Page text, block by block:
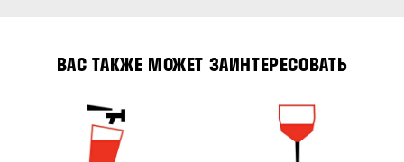
ВАС ТАКЖЕ МОЖЕТ ЗАИНТЕРЕСОВАТЬ